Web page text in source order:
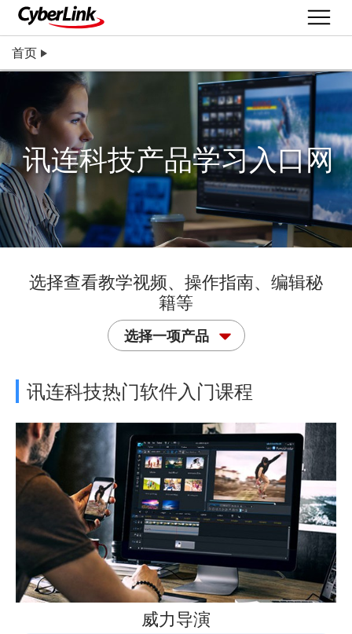
首页
讯连科技产品学习入口网
选择查看教学视频、操作指南、编辑秘
籍等
选择一项产品
讯连科技热门软件入门课程
威力导演